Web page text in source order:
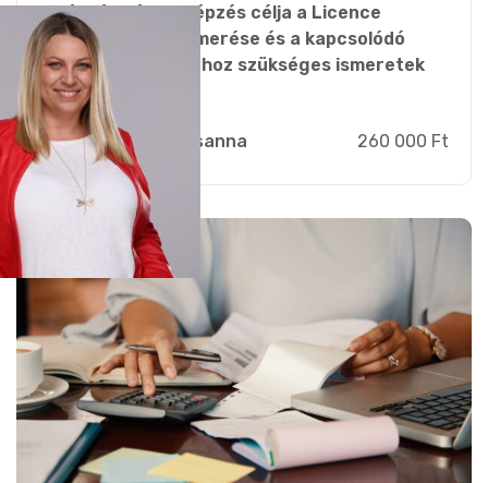
A képzés célja A képzés célja a Licence
ügyintézés megismerése és a kapcsolódó
feladatok ellátásához szükséges ismeretek
megszerzése.
Zsebi Zsuzsanna 260 000 Ft